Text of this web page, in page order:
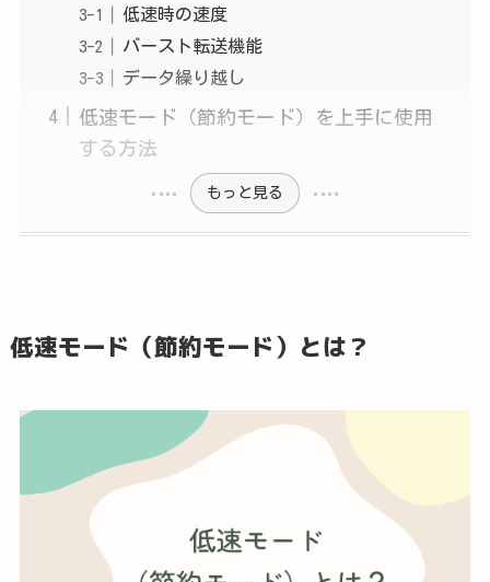
低速時の速度
バースト転送機能
データ繰り越し
低速モード（節約モード）を上手に使用
する方法
もっと見る
低速モード（節約モード）とは？